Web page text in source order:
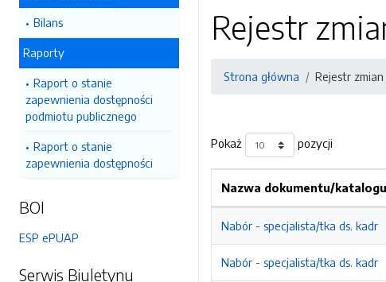
Bilans
Raporty
Raport o stanie
zapewnienia dostępności
podmiotu publicznego
Raport o stanie
zapewnienia dostępności
BOI
ESP ePUAP
Serwis Biuletynu
Rejestr
Strona główna Rejestr zmian
Pokaż pozycji
Nazwa dokumentu/
Nabór - specjalista/tka ds. kadr
Nabór - specjalista/tka ds. kadr